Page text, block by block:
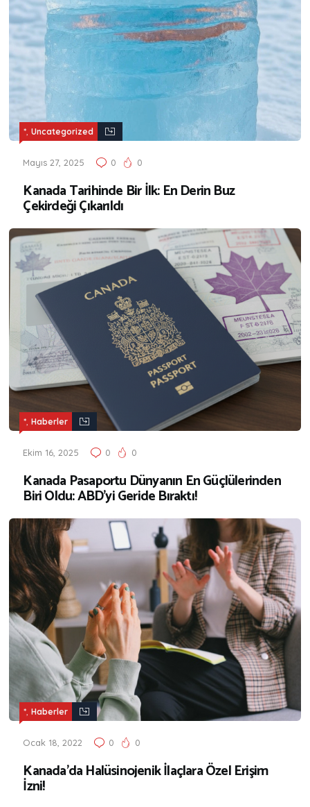
*,Uncategorized
Mayıs 27, 2025 0 0
Kanada Tarihinde Bir İlk: En Derin Buz
Çekirdeği Çıkarıldı
*,Haberler
Ekim 16, 2025 0 0
Kanada Pasaportu Dünyanın En Güçlülerinden
Biri Oldu: ABD’yi Geride Bıraktı!
*,Haberler
Ocak 18, 2022 0 0
Kanada’da Halüsinojenik İlaçlara Özel Erişim
İzni!